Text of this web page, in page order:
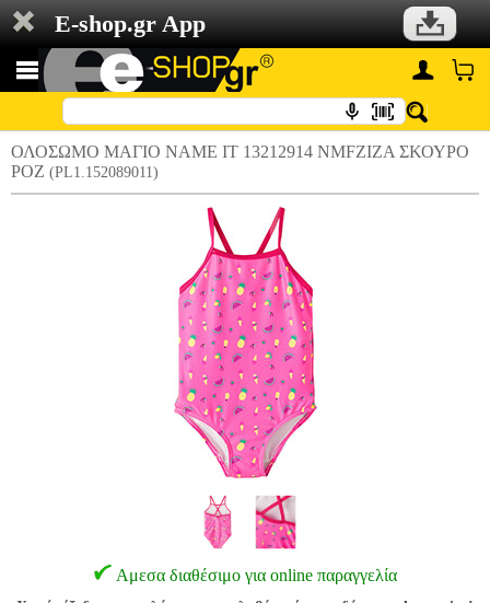
E-shop.gr App
ΟΛΟΣΩΜΟ ΜΑΓΙΟ NAME IT 13212914 NMFZIZA ΣΚΟΥΡΟ
ΡΟΖ (PL1.152089011)
Αμεσα διαθέσιμο για online παραγγελία